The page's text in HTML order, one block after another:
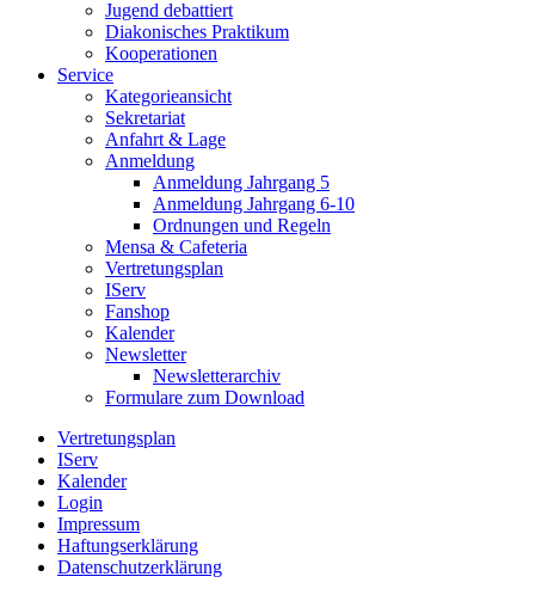
Jugend debattiert
Diakonisches Praktikum
Kooperationen
Service
Kategorieansicht
Sekretariat
Anfahrt & Lage
Anmeldung
Anmeldung Jahrgang 5
Anmeldung Jahrgang 6-10
Ordnungen und Regeln
Mensa & Cafeteria
Vertretungsplan
IServ
Fanshop
Kalender
Newsletter
Newsletterarchiv
Formulare zum Download
Vertretungsplan
IServ
Kalender
Login
Impressum
Haftungserklärung
Datenschutzerklärung